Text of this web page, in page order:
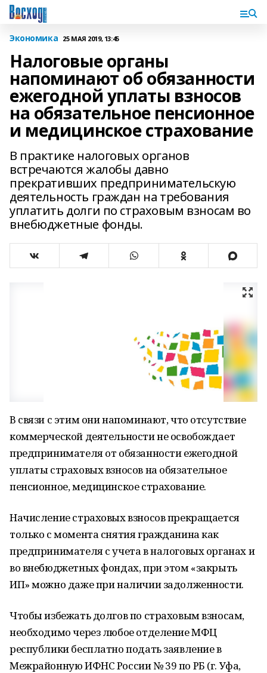
Экономика 25 МАЯ 2019, 13:45
Налоговые органы
напоминают об обязанности
ежегодной уплаты взносов
на обязательное пенсионное
и медицинское страхование
В практике налоговых органов
встречаются жалобы давно
прекративших предпринимательскую
деятельность граждан на требования
уплатить долги по страховым взносам во
внебюджетные фонды.
В связи с этим они напоминают, что отсутствие
коммерческой деятельности не освобождает
предпринимателя от обязанности ежегодной
уплаты страховых взносов на обязательное
пенсионное, медицинское страхование.
Начисление страховых взносов прекращается
только с момента снятия гражданина как
предпринимателя с учета в налоговых органах и
во внебюджетных фондах, при этом «закрыть
ИП» можно даже при наличии задолженности.
Чтобы избежать долгов по страховым взносам,
необходимо через любое отделение МФЦ
республики бесплатно подать заявление в
Межрайонную ИФНС России № 39 по РБ (г. Уфа,